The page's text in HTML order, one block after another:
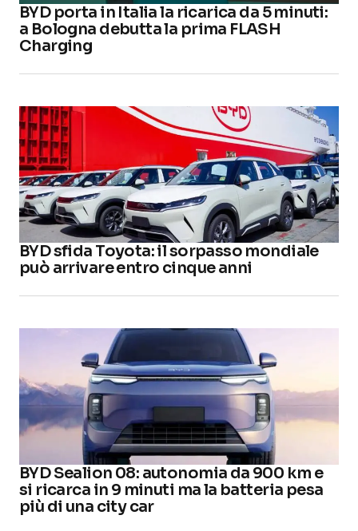
BYD porta in Italia la ricarica da 5 minuti:
a Bologna debutta la prima FLASH
Charging
BYD sfida Toyota: il sorpasso mondiale
può arrivare entro cinque anni
BYD Sealion 08: autonomia da 900 km e
si ricarca in 9 minuti ma la batteria pesa
più di una city car